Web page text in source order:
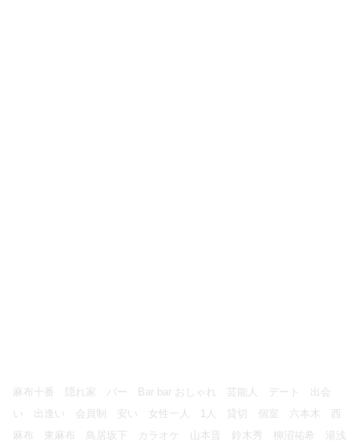
麻布十番 隠れ家 バー Bar bar おしゃれ 芸能人 デート 出会
い 出逢い 会員制 安い 女性一人 1人 貸切 個室 六本木 西
麻布 東麻布 鳥居坂下 カラオケ 山本晋 鈴木秀 柳沼祐希 湯浅